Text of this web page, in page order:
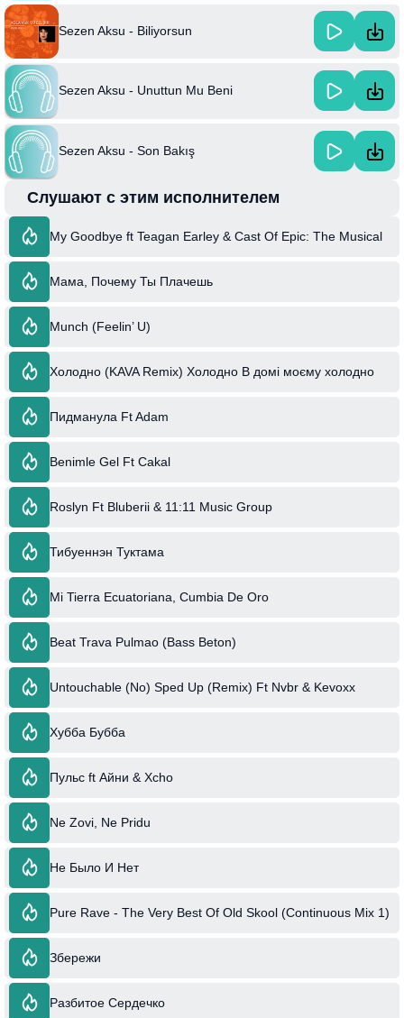
Sezen Aksu - Biliyorsun
Sezen Aksu - Unuttun Mu Beni
Sezen Aksu - Son Bakış
Слушают с этим исполнителем
My Goodbye ft Teagan Earley & Cast Of Epic: The Musical
Мама, Почему Ты Плачешь
Munch (Feelin’ U)
Холодно (KAVA Remix) Холодно В домі моєму холодно
Пидманула Ft Adam
Benimle Gel Ft Cakal
Roslyn Ft Bluberii & 11:11 Music Group
Тибуеннэн Туктама
Mi Tierra Ecuatoriana, Cumbia De Oro
Beat Trava Pulmao (Bass Beton)
Untouchable (No) Sped Up (Remix) Ft Nvbr & Kevoxx
Хубба Бубба
Пульс ft Айни & Xcho
Ne Zovi, Ne Pridu
Не Было И Нет
Pure Rave - The Very Best Of Old Skool (Continuous Mix 1)
Збережи
Разбитое Сердечко